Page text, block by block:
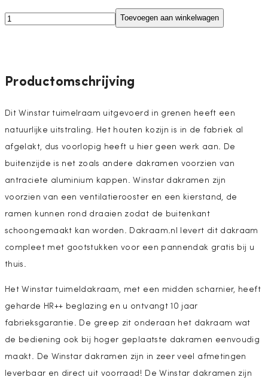
Productomschrijving
Dit Winstar tuimelraam uitgevoerd in grenen heeft een
natuurlijke uitstraling. Het houten kozijn is in de fabriek al
afgelakt, dus voorlopig heeft u hier geen werk aan. De
buitenzijde is net zoals andere dakramen voorzien van
antraciete aluminium kappen. Winstar dakramen zijn
voorzien van een ventilatierooster en een kierstand, de
ramen kunnen rond draaien zodat de buitenkant
schoongemaakt kan worden. Dakraam.nl levert dit dakraam
compleet met gootstukken voor een pannendak gratis bij u
thuis.
Het Winstar tuimeldakraam, met een midden scharnier, heeft
geharde HR++ beglazing en u ontvangt 10 jaar
fabrieksgarantie. De greep zit onderaan het dakraam wat
de bediening ook bij hoger geplaatste dakramen eenvoudig
maakt. De Winstar dakramen zijn in zeer veel afmetingen
leverbaar en direct uit voorraad! De Winstar dakramen zijn
Winstar
Toevoegen aan winkelwagen